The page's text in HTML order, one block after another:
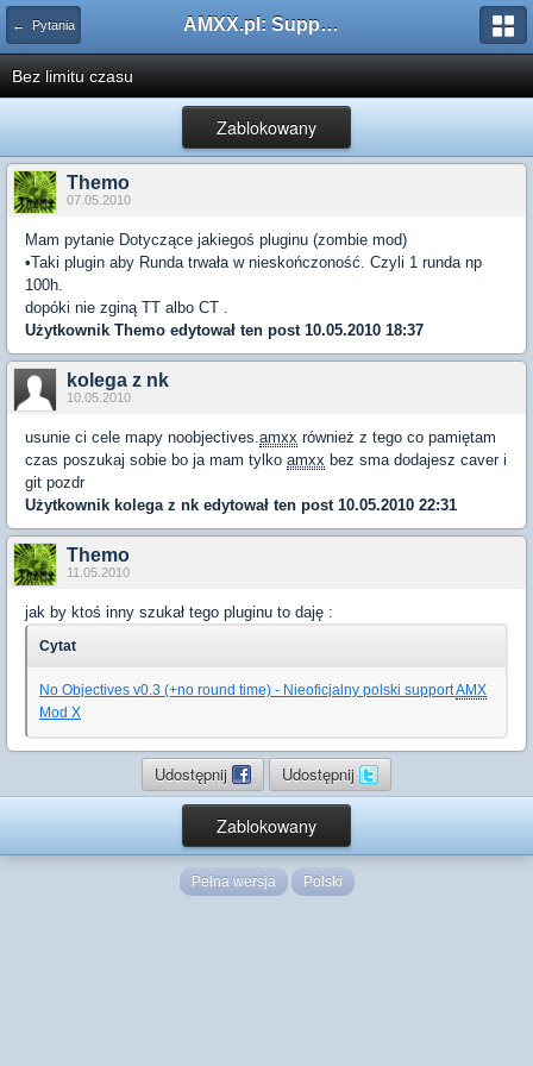
← Pytania AMXX.pl: Support AMX Mod X i SourceMod
Bez limitu czasu
Zablokowany
Themo
07.05.2010
Mam pytanie Dotyczące jakiegoś pluginu (zombie mod)
•Taki plugin aby Runda trwała w nieskończoność. Czyli 1 runda np
100h.
dopóki nie zginą TT albo CT .
Użytkownik Themo edytował ten post 10.05.2010 18:37
kolega z nk
10.05.2010
usunie ci cele mapy noobjectives.amxx również z tego co pamiętam
czas poszukaj sobie bo ja mam tylko amxx bez sma dodajesz caver i
git pozdr
Użytkownik kolega z nk edytował ten post 10.05.2010 22:31
Themo
11.05.2010
jak by ktoś inny szukał tego pluginu to daję :
Cytat
No Objectives v0.3 (+no round time) - Nieoficjalny polski supportAMX
Mod X
Udostępnij Udostępnij
Zablokowany
Pełna wersja Polski